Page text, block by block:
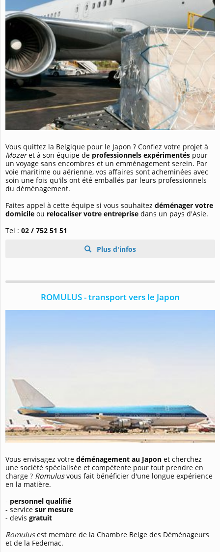
Vous quittez la Belgique pour le Japon ? Confiez votre projet à
Mozeret à son équipe de professionnels expérimentés pour
un voyage sans encombres et un emménagement serein. Par
voie maritime ou aérienne, vos affaires sont acheminées avec
soin une fois qu'ils ont été emballés par leurs professionnels
du déménagement.
Faites appel à cette équipe si vous souhaitez déménager votre
domicile ou relocaliser votre entreprise dans un pays d'Asie.
Tel : 02 / 752 51 51
Plus d'infos
ROMULUS - transport vers le Japon
Vous envisagez votre déménagement au Japon et cherchez
une société spécialisée et compétente pour tout prendre en
charge ? Romulusvous fait bénéficier d'une longue expérience
en la matière.
- personnel qualifié
- service sur mesure
- devis gratuit
Romulusest membre de la Chambre Belge des Déménageurs
et de la Fedemac.